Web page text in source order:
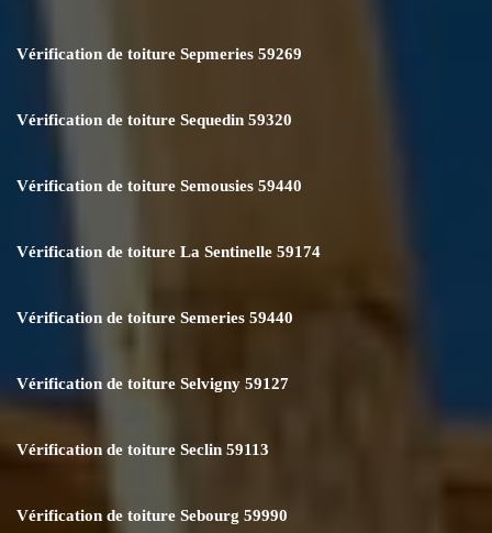
Vérification de toiture Sepmeries 59269
Vérification de toiture Sequedin 59320
Vérification de toiture Semousies 59440
Vérification de toiture La Sentinelle 59174
Vérification de toiture Semeries 59440
Vérification de toiture Selvigny 59127
Vérification de toiture Seclin 59113
Vérification de toiture Sebourg 59990